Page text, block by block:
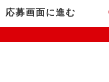
応募画面に進む